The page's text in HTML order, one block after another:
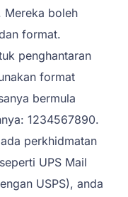
Mereka boleh
format.
penghantaran
format
bermula
1234567890.
perkhidmatan
UPS Mail
USPS), anda